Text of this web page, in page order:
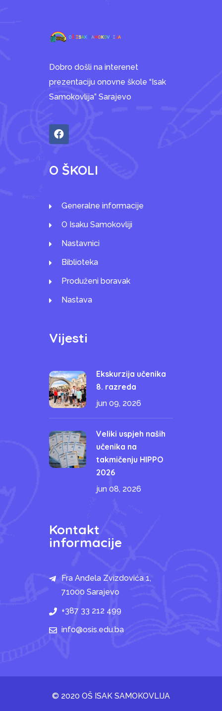
Dobro došli na interenet
prezentaciju onovne škole “Isak
Samokovlija” Sarajevo
O ŠKOLI
Generalne informacije
O Isaku Samokovliji
Nastavnici
Biblioteka
Produženi boravak
Nastava
Vijesti
Ekskurzija učenika
8. razreda
jun 09, 2026
Veliki uspjeh naših
učenika na
takmičenju HIPPO
2026
jun 08, 2026
Kontakt
informacije
Fra Anđela Zvizdovića 1,
71000 Sarajevo
+387 33 212 499
info@osis.edu.ba
© 2020 OŠ ISAK SAMOKOVLIJA